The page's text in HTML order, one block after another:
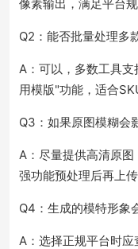
像素输出，满足平台规
Q2：能否批量处理多
A：可以，多数工具
用模版"功能，适合
Q3：如果原图模糊会
A：尽量提供高清原
强功能预处理后再上传
Q4：生成的模特形象
A：选择正规平台时